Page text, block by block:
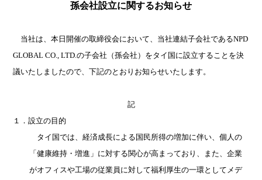
孫会社設立に関するお知らせ
当社は、本日開催の取締役会において、当社連結子会社であるNPD
GLOBAL CO., LTD.の子会社（孫会社）をタイ国に設立することを決
議いたしましたので、下記のとおりお知らせいたします。
記
１．設立の目的
タイ国では、経済成長による国民所得の増加に伴い、個人の
「健康維持・増進」に対する関心が高まっており、また、企業
がオフィスや工場の従業員に対して福利厚生の一環としてメデ